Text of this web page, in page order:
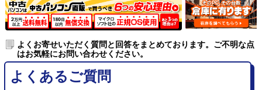
よくお寄せいただく質問と回答をまとめております。ご不明な点
はお気軽にお問い合わせください。
よくあるご質問